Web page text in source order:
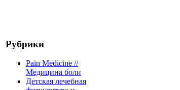
Рубрики
Pain Medicine //
Медицина боли
Детская лечебная